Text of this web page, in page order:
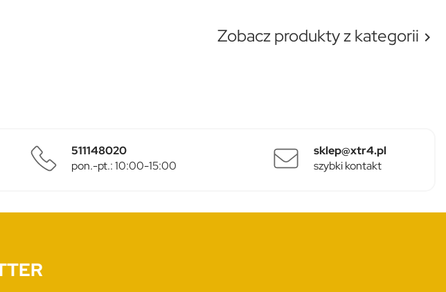
Zobacz produkty z kategorii 
511148020
pon.-pt.: 10:00-15:00
sklep@xtr4.pl
szybki kontakt